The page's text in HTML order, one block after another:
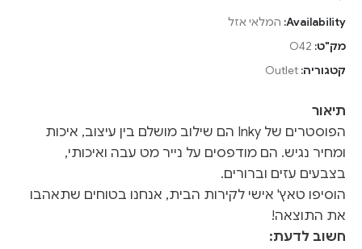
Availability: המלאי אזל
מק"ט: O42
קטגוריה: Outlet
תיאור
הפוסטרים של Inky הם שילוב מושלם בין עיצוב, איכות
ומחיר נגיש. הם מודפסים על נייר מט עבה ואיכותי,
בצבעים עזים וברורים.
הוסיפו טאץ' אישי לקירות הבית, אנחנו בטוחים שתאהבו
את התוצאה!
חשוב לדעת: